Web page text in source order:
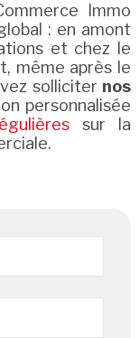
Immo
: en amont
et chez le
même après le
solliciter nos
personnalisée
sur la